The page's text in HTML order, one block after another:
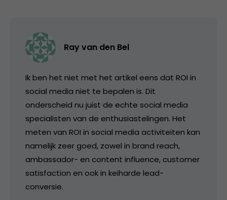
Ray van den Bel
Ik ben het niet met het artikel eens dat ROI in
social media niet te bepalen is. Dit
onderscheid nu juist de echte social media
specialisten van de enthusiastelingen. Het
meten van ROI in social media activiteiten kan
namelijk zeer goed, zowel in brand reach,
ambassador- en content influence, customer
satisfaction en ook in keiharde lead-
conversie.